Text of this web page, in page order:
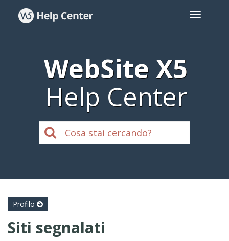
WebSite X5
Help Center
Profilo
Siti segnalati